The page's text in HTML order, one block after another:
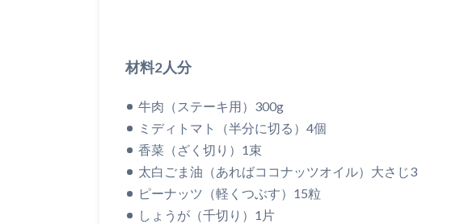
材料2人分
牛肉（ステーキ用）300g
ミディトマト（半分に切る）4個
香菜（ざく切り）1束
太白ごま油（あればココナッツオイル）大さじ3
ピーナッツ（軽くつぶす）15粒
しょうが（千切り）1片